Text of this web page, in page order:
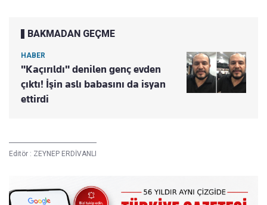
BAKMADAN GEÇME
HABER
"Kaçırıldı" denilen genç evden
çıktı! İşin aslı babasını da isyan
ettirdi
Editör : ZEYNEP ERDİVANLI